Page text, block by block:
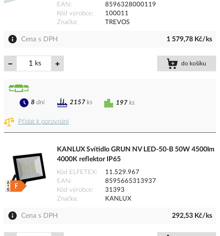
EAN
8596328000119
Kód výrobce
100011
Značka
TREVOS
Cena s DPH 1 579,78 Kč/ks
ks do košíku
Přidat k porovnání
197 ks
8 dní 2157 ks
KANLUX Svítidlo GRUN NV LED-50-B 50W 4500lm
4000K reflektor IP65
Kód ELFETEX
11.529.967
EAN
8595665313937
Kód výrobce
31393
Značka
KANLUX
Cena s DPH 292,53 Kč/ks